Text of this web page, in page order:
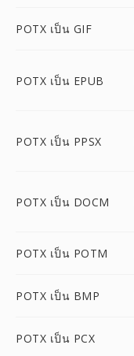
POTX เป็น GIF
POTX เป็น EPUB
POTX เป็น PPSX
POTX เป็น DOCM
POTX เป็น POTM
POTX เป็น BMP
POTX เป็น PCX